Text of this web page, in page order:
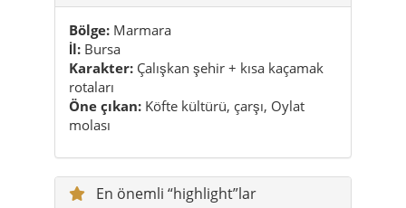
Bölge: Marmara
İl: Bursa
Karakter: Çalışkan şehir + kısa kaçamak
rotaları
Öne çıkan: Köfte kültürü, çarşı, Oylat
molası
En önemli “highlight”lar